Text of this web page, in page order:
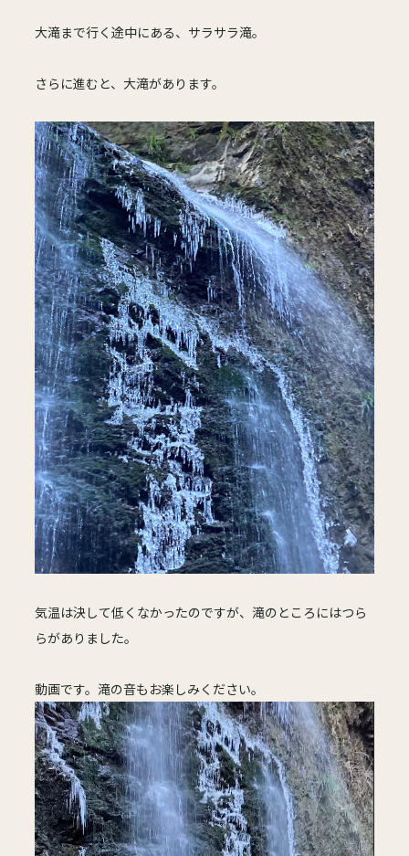
大滝まで行く途中にある、サラサラ滝。
さらに進むと、大滝があります。
気温は決して低くなかったのですが、滝のところにはつら
らがありました。
動画です。滝の音もお楽しみください。
動
画
プ
レ
ー
ヤ